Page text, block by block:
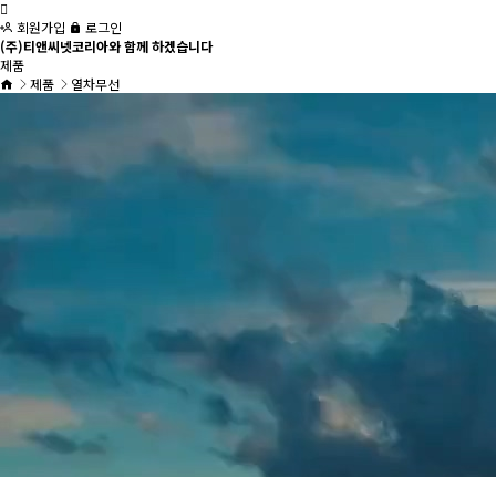
회원가입
로그인
(주)티앤씨넷코리아와 함께 하겠습니다
제품
제품
열차무선